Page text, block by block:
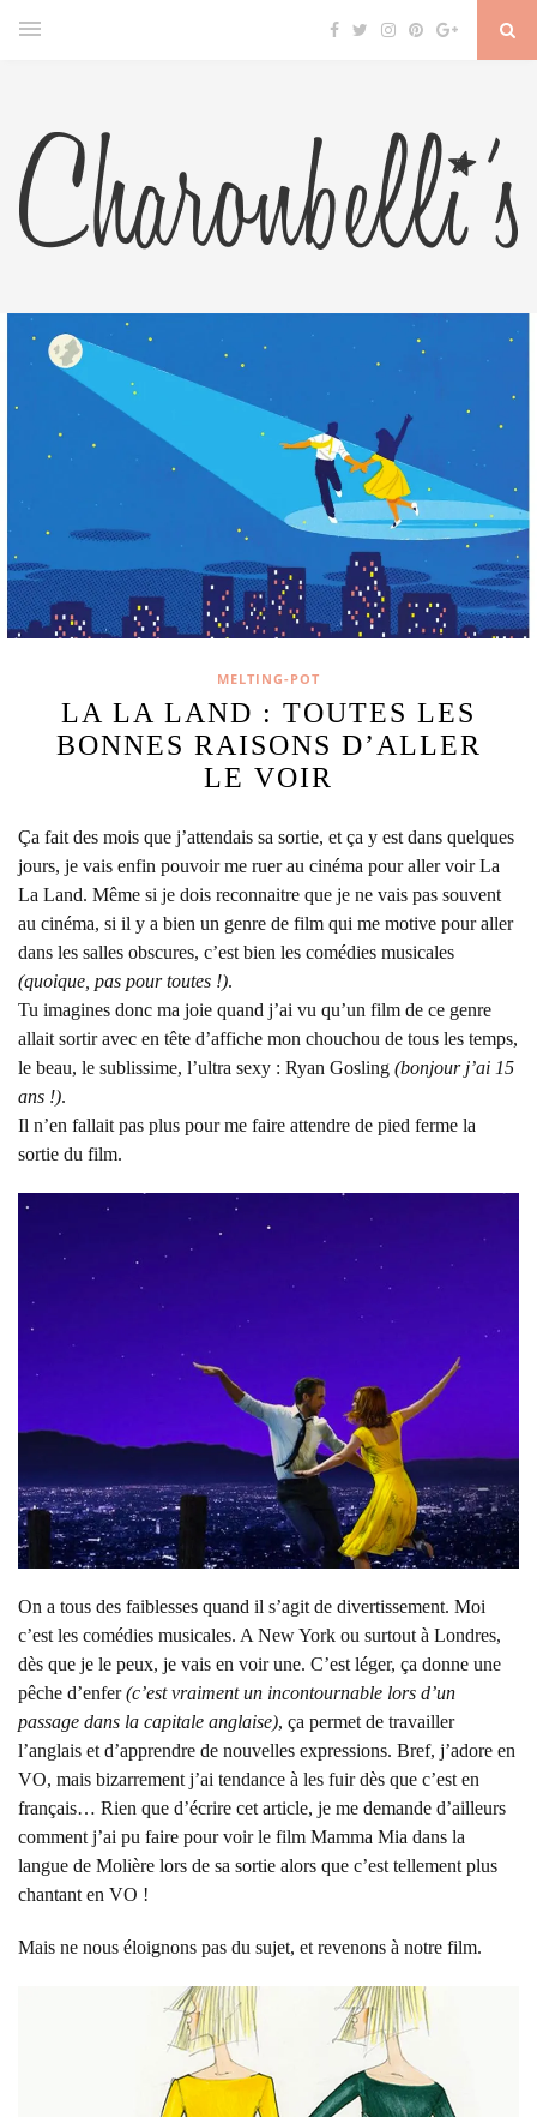
MELTING-POT
LA LA LAND : TOUTES LES
BONNES RAISONS D’ALLER
LE VOIR
Ça fait des mois que j’attendais sa sortie, et ça y est dans quelques
jours, je vais enfin pouvoir me ruer au cinéma pour aller voir La
La Land. Même si je dois reconnaitre que je ne vais pas souvent
au cinéma, si il y a bien un genre de film qui me motive pour aller
dans les salles obscures, c’est bien les comédies musicales
(quoique, pas pour toutes !).
Tu imagines donc ma joie quand j’ai vu qu’un film de ce genre
allait sortir avec en tête d’affiche mon chouchou de tous les temps,
le beau, le sublissime, l’ultra sexy : Ryan Gosling (bonjour j’ai 15
ans !).
Il n’en fallait pas plus pour me faire attendre de pied ferme la
sortie du film.
On a tous des faiblesses quand il s’agit de divertissement. Moi
c’est les comédies musicales. A New York ou surtout à Londres,
dès que je le peux, je vais en voir une. C’est léger, ça donne une
pêche d’enfer(c’est vraiment un incontournable lors d’un
passage dans la capitale anglaise), ça permet de travailler
l’anglais et d’apprendre de nouvelles expressions. Bref, j’adore en
VO, mais bizarrement j’ai tendance à les fuir dès que c’est en
français… Rien que d’écrire cet article, je me demande d’ailleurs
comment j’ai pu faire pour voir le film Mamma Mia dans la
langue de Molière lors de sa sortie alors que c’est tellement plus
chantant en VO !
Mais ne nous éloignons pas du sujet, et revenons à notre film.